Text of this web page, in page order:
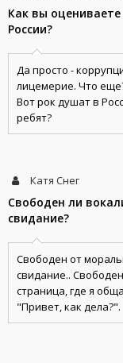
Как вы
России?
Да просто -
лицемерие. Что
Вот рок душат в
ребят?
Катя Снег
Свободен ли
свидание?
Свободен от
свидание..
страница, где я
"Привет, как дела?".